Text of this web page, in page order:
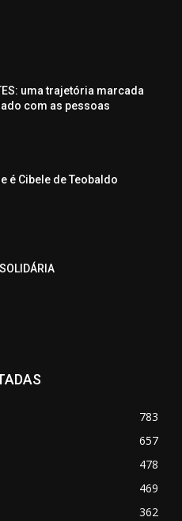
uma trajetória marcada
com as pessoas
é Cibele de Teobaldo
783
657
478
469
362